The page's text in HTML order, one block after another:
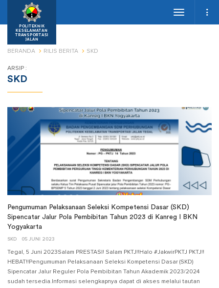
POLITEKNIK
KESELAMATAN
TRANSPORTASI
JALAN
Toggle
BERANDA RILIS BERITA SKD
ARSIP :
SKD
Pengumuman Pelaksanaan Seleksi Kompetensi Dasar (SKD)
Sipencatar Jalur Pola Pembibitan Tahun 2023 di Kanreg I BKN
Yogyakarta
SKD 05 JUNI 2023
Tegal, 5 Juni 2023Salam PRESTASI! Salam PKTJ!!Halo #JakwirPKTJ PKTJ!!
HEBAT!!Pengumuman Pelaksanaan Seleksi Kompetensi Dasar (SKD)
Sipencatar Jalur Reguler Pola Pembibitan Tahun Akademik 2023/2024
sudah tersedia.Informasi selengkapnya dapat di akses melalui tautan